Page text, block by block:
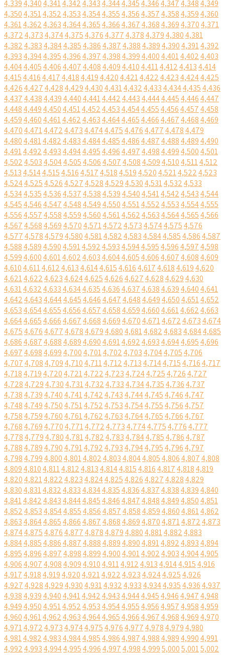
4,3394,3404,3414,3424,3434,3444,3454,3464,3474,3484,349
4,3504,3514,3524,3534,3544,3554,3564,3574,3584,3594,360
4,3614,3624,3634,3644,3654,3664,3674,3684,3694,3704,371
4,3724,3734,3744,3754,3764,3774,3784,3794,3804,381
4,3824,3834,3844,3854,3864,3874,3884,3894,3904,3914,392
4,3934,3944,3954,3964,3974,3984,3994,4004,4014,4024,403
4,4044,4054,4064,4074,4084,4094,4104,4114,4124,4134,414
4,4154,4164,4174,4184,4194,4204,4214,4224,4234,4244,425
4,4264,4274,4284,4294,4304,4314,4324,4334,4344,4354,436
4,4374,4384,4394,4404,4414,4424,4434,4444,4454,4464,447
4,4484,4494,4504,4514,4524,4534,4544,4554,4564,4574,458
4,4594,4604,4614,4624,4634,4644,4654,4664,4674,4684,469
4,4704,4714,4724,4734,4744,4754,4764,4774,4784,479
4,4804,4814,4824,4834,4844,4854,4864,4874,4884,4894,490
4,4914,4924,4934,4944,4954,4964,4974,4984,4994,5004,501
4,5024,5034,5044,5054,5064,5074,5084,5094,5104,5114,512
4,5134,5144,5154,5164,5174,5184,5194,5204,5214,5224,523
4,5244,5254,5264,5274,5284,5294,5304,5314,5324,533
4,5344,5354,5364,5374,5384,5394,5404,5414,5424,5434,544
4,5454,5464,5474,5484,5494,5504,5514,5524,5534,5544,555
4,5564,5574,5584,5594,5604,5614,5624,5634,5644,5654,566
4,5674,5684,5694,5704,5714,5724,5734,5744,5754,576
4,5774,5784,5794,5804,5814,5824,5834,5844,5854,5864,587
4,5884,5894,5904,5914,5924,5934,5944,5954,5964,5974,598
4,5994,6004,6014,6024,6034,6044,6054,6064,6074,6084,609
4,6104,6114,6124,6134,6144,6154,6164,6174,6184,6194,620
4,6214,6224,6234,6244,6254,6264,6274,6284,6294,630
4,6314,6324,6334,6344,6354,6364,6374,6384,6394,6404,641
4,6424,6434,6444,6454,6464,6474,6484,6494,6504,6514,652
4,6534,6544,6554,6564,6574,6584,6594,6604,6614,6624,663
4,6644,6654,6664,6674,6684,6694,6704,6714,6724,6734,674
4,6754,6764,6774,6784,6794,6804,6814,6824,6834,6844,685
4,6864,6874,6884,6894,6904,6914,6924,6934,6944,6954,696
4,6974,6984,6994,7004,7014,7024,7034,7044,7054,706
4,7074,7084,7094,7104,7114,7124,7134,7144,7154,7164,717
4,7184,7194,7204,7214,7224,7234,7244,7254,7264,727
4,7284,7294,7304,7314,7324,7334,7344,7354,7364,737
4,7384,7394,7404,7414,7424,7434,7444,7454,7464,747
4,7484,7494,7504,7514,7524,7534,7544,7554,7564,757
4,7584,7594,7604,7614,7624,7634,7644,7654,7664,767
4,7684,7694,7704,7714,7724,7734,7744,7754,7764,777
4,7784,7794,7804,7814,7824,7834,7844,7854,7864,787
4,7884,7894,7904,7914,7924,7934,7944,7954,7964,797
4,7984,7994,8004,8014,8024,8034,8044,8054,8064,8074,808
4,8094,8104,8114,8124,8134,8144,8154,8164,8174,8184,819
4,8204,8214,8224,8234,8244,8254,8264,8274,8284,829
4,8304,8314,8324,8334,8344,8354,8364,8374,8384,8394,840
4,8414,8424,8434,8444,8454,8464,8474,8484,8494,8504,851
4,8524,8534,8544,8554,8564,8574,8584,8594,8604,8614,862
4,8634,8644,8654,8664,8674,8684,8694,8704,8714,8724,873
4,8744,8754,8764,8774,8784,8794,8804,8814,8824,883
4,8844,8854,8864,8874,8884,8894,8904,8914,8924,8934,894
4,8954,8964,8974,8984,8994,9004,9014,9024,9034,9044,905
4,9064,9074,9084,9094,9104,9114,9124,9134,9144,9154,916
4,9174,9184,9194,9204,9214,9224,9234,9244,9254,926
4,9274,9284,9294,9304,9314,9324,9334,9344,9354,9364,937
4,9384,9394,9404,9414,9424,9434,9444,9454,9464,9474,948
4,9494,9504,9514,9524,9534,9544,9554,9564,9574,9584,959
4,9604,9614,9624,9634,9644,9654,9664,9674,9684,9694,970
4,9714,9724,9734,9744,9754,9764,9774,9784,9794,980
4,9814,9824,9834,9844,9854,9864,9874,9884,9894,9904,991
4,9924,9934,9944,9954,9964,9974,9984,9995,0005,0015,002